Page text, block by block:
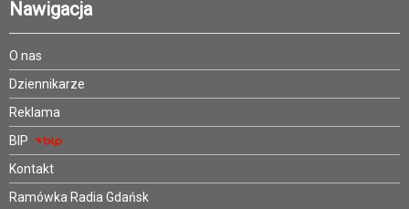
Nawigacja
O nas
Dziennikarze
Reklama
BIP
Kontakt
Ramówka Radia Gdańsk